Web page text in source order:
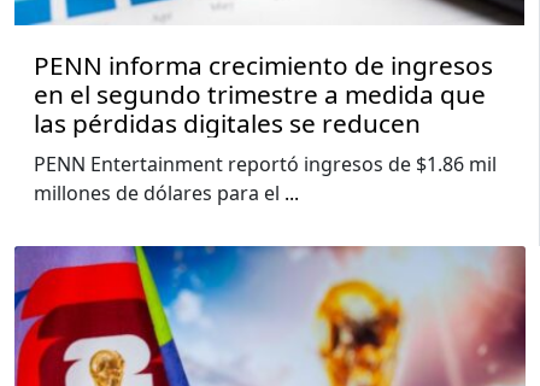
PENN informa crecimiento de ingresos
en el segundo trimestre a medida que
las pérdidas digitales se reducen
PENN Entertainment reportó ingresos de $1.86 mil
millones de dólares para el ...